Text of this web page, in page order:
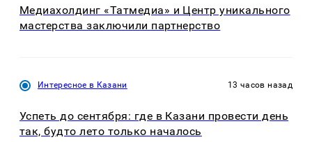
Медиахолдинг «Татмедиа» и Центр уникального
мастерства заключили партнерство
Интересное в Казани 13 часов назад
Успеть до сентября: где в Казани провести день
так, будто лето только началось